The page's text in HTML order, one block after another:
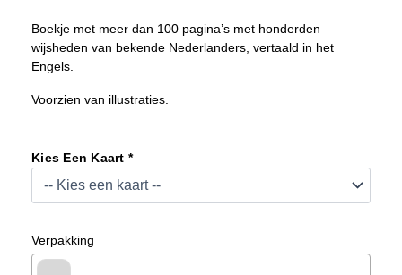
Boekje met meer dan 100 pagina’s met honderden
wijsheden van bekende Nederlanders, vertaald in het
Engels.
Voorzien van illustraties.
Kies Een Kaart *
Verpakking
Wisdom
Of
The
Netherlands